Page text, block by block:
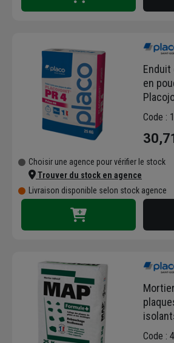
en
- Sac
Code :
Choisir une agence pour vérifier le stock
Trouver du stock en agence
Livraison disponible selon stock agence
- sac
Code :